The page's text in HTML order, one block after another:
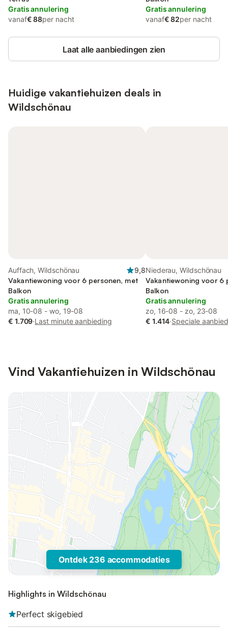
Gratis annulering
vanaf€ 88per nacht
Gratis annulering
vanaf€ 82per nacht
Laat alle aanbiedingen zien
Huidige vakantiehuizen deals in
Wildschönau
Auffach, Wildschönau
9,8
Vakantiewoning voor 6 personen, met
Balkon
Gratis annulering
ma, 10-08 - wo, 19-08
€ 1.709·Last minute aanbieding
Niederau, Wildschönau
Vakantiewoning voor 6
Balkon
Gratis annulering
zo, 16-08 - zo, 23-08
€ 1.414·Speciale
Vind Vakantiehuizen in Wildschönau
Ontdek 236 accommodaties
Highlights in Wildschönau
Perfect skigebied